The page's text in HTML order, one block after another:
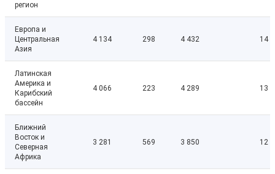
регион
Европа и
Центральная
Азия
4 134 298 4 432 14
Латинская
Америка и
Карибский
бассейн
4 066 223 4 289 13
Ближний
Восток и
Северная
Африка
3 281 569 3 850 12